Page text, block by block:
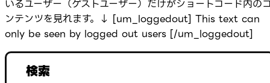
いるユーザー（ゲストユーザー）だけがショートコード内の
ンテンツを見れます。↓ [um_loggedout] This text can
only be seen by logged out users [/um_loggedout]
検索